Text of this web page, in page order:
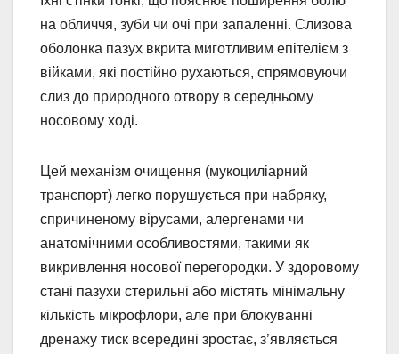
на обличчя, зуби чи очі при запаленні. Слизова
оболонка пазух вкрита миготливим епітелієм з
війками, які постійно рухаються, спрямовуючи
слиз до природного отвору в середньому
носовому ході.
Цей механізм очищення (мукоциліарний
транспорт) легко порушується при набряку,
спричиненому вірусами, алергенами чи
анатомічними особливостями, такими як
викривлення носової перегородки. У здоровому
стані пазухи стерильні або містять мінімальну
кількість мікрофлори, але при блокуванні
дренажу тиск всередині зростає, з’являється